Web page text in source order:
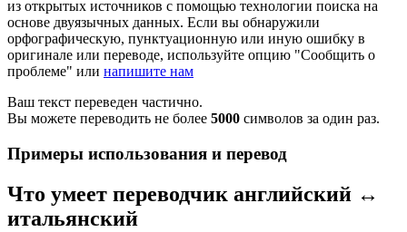
из открытых источников с помощью технологии поиска на
основе двуязычных данных. Если вы обнаружили
орфографическую, пунктуационную или иную ошибку в
оригинале или переводе, используйте опцию "Сообщить о
проблеме" или напишите нам
Ваш текст переведен частично.
Вы можете переводить не более 5000 символов за один раз.
Примеры использования и перевод
Что умеет переводчик английский ↔
итальянский